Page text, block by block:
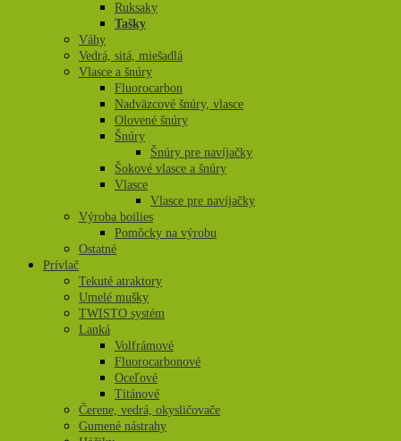
Ruksaky
Tašky
Váhy
Vedrá, sitá, miešadlá
Vlasce a šnúry
Fluorocarbon
Nadväzcové šnúry, vlasce
Olovené šnúry
Šnúry
Šnúry pre navíjačky
Šokové vlasce a šnúry
Vlasce
Vlasce pre navíjačky
Výroba boilies
Pomôcky na výrobu
Ostatné
Prívlač
Tekuté atraktory
Umelé mušky
TWISTO systém
Lanká
Volfrámové
Fluorocarbonové
Oceľové
Titánové
Čerene, vedrá, okysličovače
Gumené nástrahy